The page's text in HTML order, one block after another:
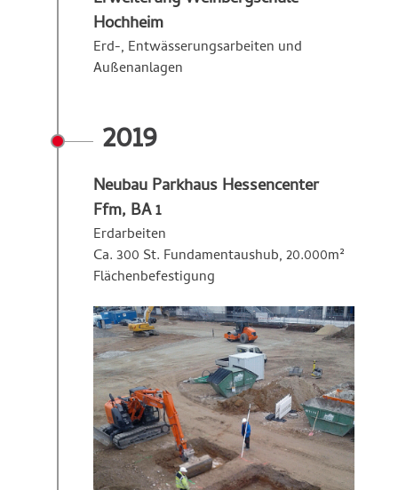
Hochheim
Erd-, Entwässerungsarbeiten und
Außenanlagen
2019
Neubau Parkhaus Hessencenter
Ffm, BA 1
Erdarbeiten
Ca. 300 St. Fundamentaushub, 20.000m²
Flächenbefestigung